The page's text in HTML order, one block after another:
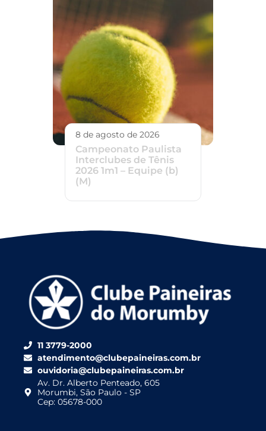
8 de agosto de 2026
Campeonato Paulista
Interclubes de Tênis
2026 1m1 – Equipe (b)
(M)
11 3779-2000
atendimento@clubepaineiras.com.br
ouvidoria@clubepaineiras.com.br
Av. Dr. Alberto Penteado, 605
Morumbi, São Paulo - SP
Cep: 05678-000